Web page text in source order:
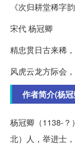
《次归耕堂稀字韵
宋代 杨冠卿
精忠贯日古来稀
风虎云龙方际会
作者简介(杨
杨冠卿（1138-？
北）人，举进士